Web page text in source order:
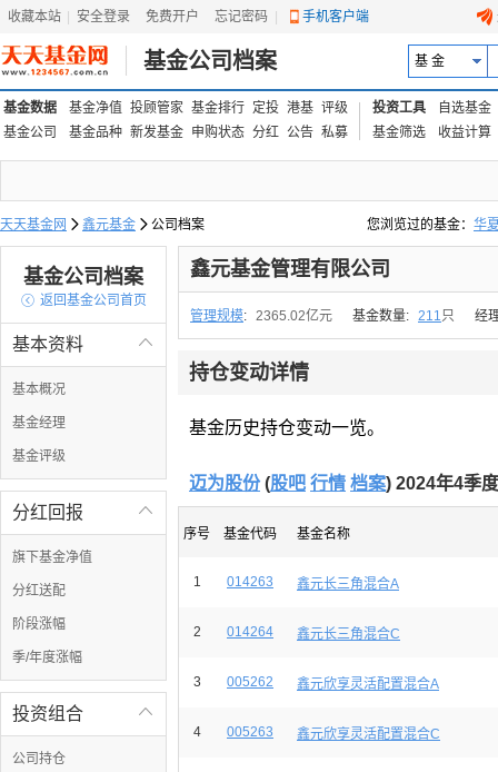
收藏本站 安全登录 免费开户 忘记密码 手机客户端
基金公司档案 基 金
基金数据 基金净值 投顾管家 基金排行 定投 港基 评级
基金公司
基金品种 新发基金 申购状态 分红 公告 私募
投资工具
自选基金
基金筛选
收益计算
天天基金网  鑫元基金  公司档案 您浏览过的基金： 华
易方达上证中盘ETF联
基金公司档案
 返回基金公司首页

基本资料
基本概况
基金经理
基金评级

分红回报
旗下基金净值
分红送配
阶段涨幅
季/年度涨幅

投资组合
公司持仓
鑫元基金管理有限公司
管理规模: 2365.02亿元 基金数量: 211只 经
持仓变动详情
基金历史持仓变动一览。
迈为股份(股吧 行情 档案) 2024年4季
序号 基金代码 基金名称
1 014263 鑫元长三角混合A
2 014264 鑫元长三角混合C
3 005262 鑫元欣享灵活配置混合A
4 005263 鑫元欣享灵活配置混合C